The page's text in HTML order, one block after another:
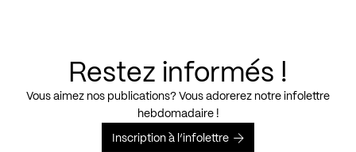
Restez informés !
Vous aimez nos publications? Vous adorerez notre infolettre
hebdomadaire !
Inscription à l’infolettre